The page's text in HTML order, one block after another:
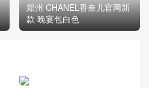
郑州 CHANEL香奈儿官网新
款 晚宴包白色